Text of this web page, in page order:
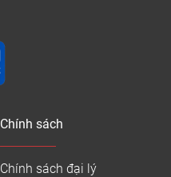
Chính sách
Chính sách đại lý